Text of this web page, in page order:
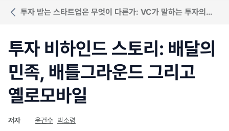
투자 받는 스타트업은 무엇이 다른가: VC가 말하는 투자의
투자 비하인드 스토리: 배달의
민족, 배틀그라운드 그리고
옐로모바일
저자 윤건수 박소령